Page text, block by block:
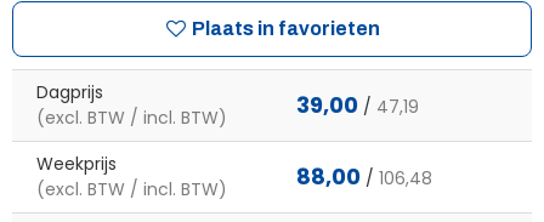
Plaats in favorieten
Dagprijs
(excl. BTW / incl. BTW)
39,00 / 47,19
Weekprijs
(excl. BTW / incl. BTW)
88,00 / 106,48